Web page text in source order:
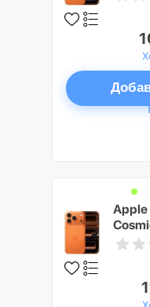
Apple